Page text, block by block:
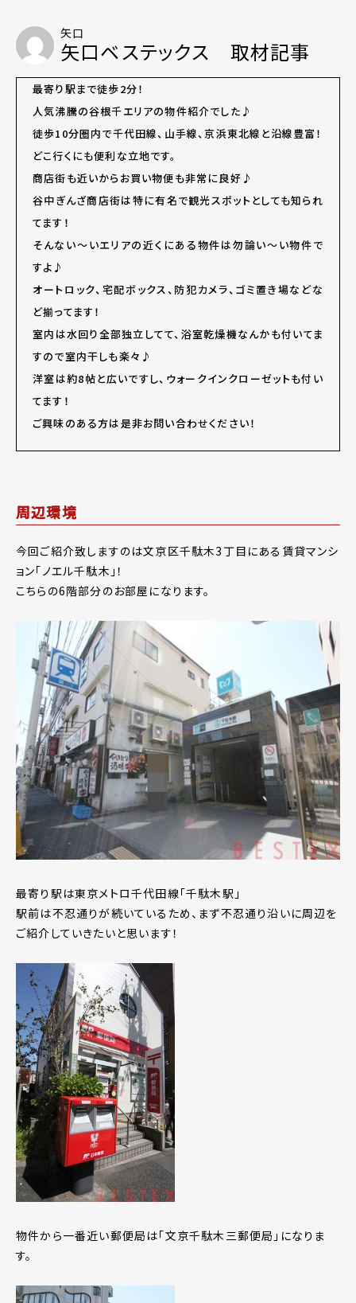
矢口
矢口ベステックス 取材記事
最寄り駅まで徒歩2分！
人気沸騰の谷根千エリアの物件紹介でした♪
徒歩10分圏内で千代田線、山手線、京浜東北線と沿線豊富！
どこ行くにも便利な立地です。
商店街も近いからお買い物便も非常に良好♪
谷中ぎんざ商店街は特に有名で観光スポットとしても知られ
てます！
そんない～いエリアの近くにある物件は勿論い～い物件で
すよ♪
オートロック、宅配ボックス、防犯カメラ、ゴミ置き場などな
ど揃ってます！
室内は水回り全部独立してて、浴室乾燥機なんかも付いてま
すので室内干しも楽々♪
洋室は約8帖と広いですし、ウォークインクローゼットも付い
てます！
ご興味のある方は是非お問い合わせください！
周辺環境
今回ご紹介致しますのは文京区千駄木3丁目にある賃貸マンシ
ョン「ノエル千駄木」！
こちらの6階部分のお部屋になります。
最寄り駅は東京メトロ千代田線「千駄木駅」
駅前は不忍通りが続いているため、まず不忍通り沿いに周辺を
ご紹介していきたいと思います！
物件から一番近い郵便局は「文京千駄木三郵便局」になりま
す。